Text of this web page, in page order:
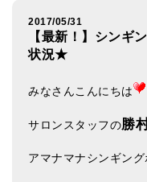
ご来店&購入
シンギングボウル講座
倍音呼吸法レッスン
オンラインショップ
2017/05/31
【最新！】シンギ
状況★
みなさんこんにちは
サロンスタッフの勝
アマナマナシンギン